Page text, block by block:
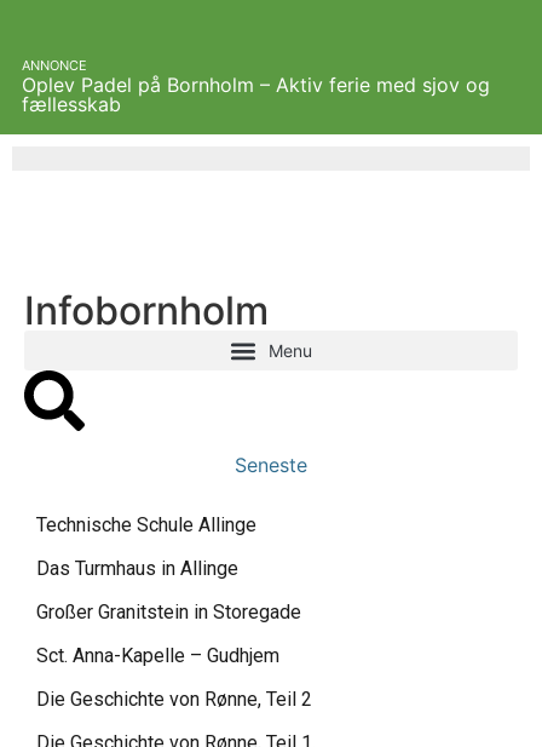
ANNONCE
Oplev Padel på Bornholm – Aktiv ferie med sjov og
fællesskab
Infobornholm
Seneste
Technische Schule Allinge
Das Turmhaus in Allinge
Großer Granitstein in Storegade
Sct. Anna-Kapelle – Gudhjem
Die Geschichte von Rønne, Teil 2